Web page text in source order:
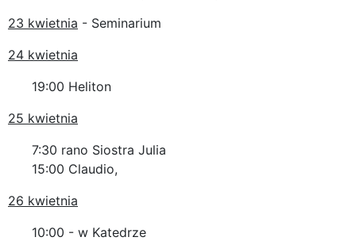
23 kwietnia - Seminarium
24 kwietnia
19:00 Heliton
25 kwietnia
7:30 rano Siostra Julia
15:00 Claudio,
26 kwietnia
10:00 - w Katedrze